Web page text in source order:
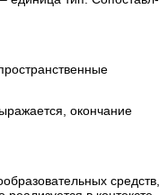
окончание
средств,